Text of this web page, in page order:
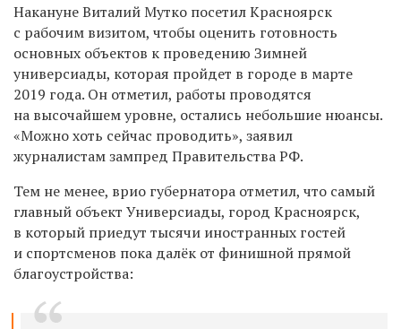
Накануне Виталий Мутко посетил Красноярск
с рабочим визитом, чтобы оценить готовность
основных объектов к проведению Зимней
универсиады, которая пройдет в городе в марте
2019 года. Он отметил, работы проводятся
на высочайшем уровне, остались небольшие нюансы.
«Можно хоть сейчас проводить», заявил
журналистам зампред Правительства РФ.
Тем не менее, врио губернатора отметил, что самый
главный объект Универсиады, город Красноярск,
в который приедут тысячи иностранных гостей
и спортсменов пока далёк от финишной прямой
благоустройства: